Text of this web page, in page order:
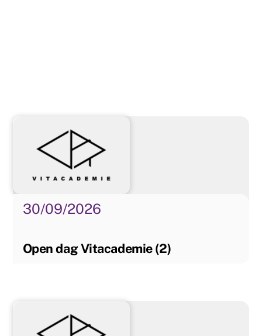
30/09/2026
Open dag Vitacademie (2)